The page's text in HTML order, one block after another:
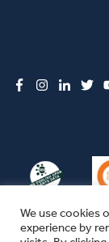
We use cookies
experience by